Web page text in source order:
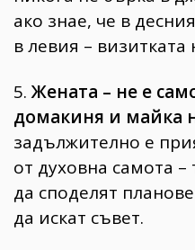
ако знае, че в
в левия – визитката
5.Жената – не е
домакиня и майка
задължително е
от духовна самота
да споделят
да искат съвет.